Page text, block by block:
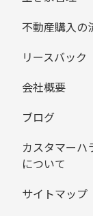
不動産購入の
リースバック
会社概要
ブログ
カスタマーハ
について
サイトマップ